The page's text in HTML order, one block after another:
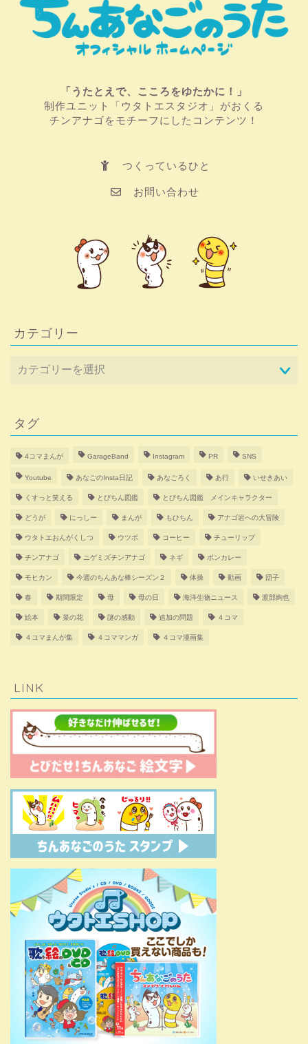
「うたとえで、こころをゆたかに！」
制作ユニット「ウタトエスタジオ」がおくる
チンアナゴをモチーフにしたコンテンツ！
つくっているひと
お問い合わせ
カテゴリー
タグ
4コマまんが GarageBand Instagram PR SNS
Youtube あなごのInsta日記 あなごろく あ行 いせきあい
くすっと笑える とびちん図鑑 とびちん図鑑 メインキャラクター
どうが にっしー まんが もひちん アナゴ岩への大冒険
ウタトエおんがくしつ ウツボ コーヒー チューリップ
チンアナゴ ニゲミズチンアナゴ ネギ ボンカレー
モヒカン 今週のちんあな棒シーズン２ 体操 動画 団子
春 期間限定 母 母の日 海洋生物ニュース 渡部絢也
絵本 菜の花 謎の感動 追加の問題 ４コマ
４コマまんが集 ４コママンガ ４コマ漫画集
LINK